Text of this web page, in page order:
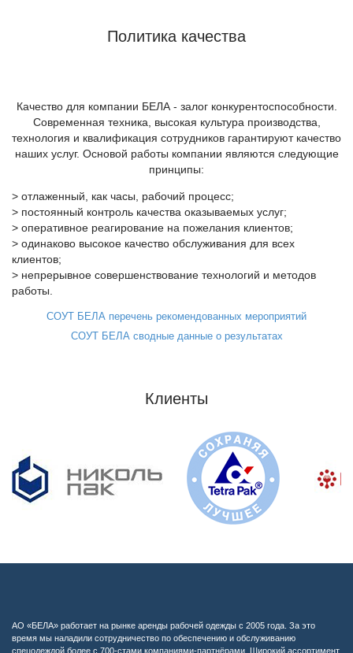
Политика качества
Качество для компании БЕЛА - залог конкурентоспособности.
Современная техника, высокая культура производства,
технология и квалификация сотрудников гарантируют качество
наших услуг. Основой работы компании являются следующие
принципы:
> отлаженный, как часы, рабочий процесс;
> постоянный контроль качества оказываемых услуг;
> оперативное реагирование на пожелания клиентов;
> одинаково высокое качество обслуживания для всех
клиентов;
> непрерывное совершенствование технологий и методов
работы.
СОУТ БЕЛА перечень рекомендованных мероприятий
СОУТ БЕЛА сводные данные о результатах
Клиенты
АО «БЕЛА» работает на рынке аренды рабочей одежды с 2005 года. За это
время мы наладили сотрудничество по обеспечению и обслуживанию
спецодеждой более с 700-стами компаниями-партнёрами. Широкий ассортимент